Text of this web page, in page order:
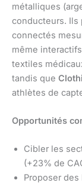
métalliques
conducteurs. Ils
connectés
même
textiles
tandis que
athlètes de
Opportunités
Cibler les
(+23% de
Proposer des